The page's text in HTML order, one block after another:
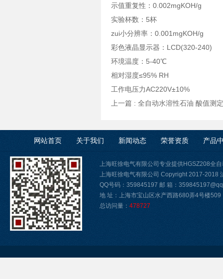
示值重复性：0.002mgKOH/g
实验杯数：5杯
zui小分辨率：0.001mgKOH/g
彩色液晶显示器：LCD(320-240)
环境温度：5-40℃
相对湿度≤95% RH
工作电压力AC220V±10%
上一篇 : 全自动水溶性石油 酸值测
网站首页 关于我们 新闻动态 荣誉资质 产品
上海旺徐电气有限公司专业提供HGSZ208全
上海旺徐电气有限公司 Copyright 2017-2018
QQ号码：359845197 邮 箱：
地 址：上海市宝山区水产西路680弄4号楼509
总访问量： 478727